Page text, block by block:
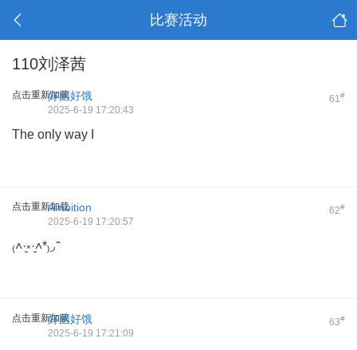
比赛活动
110刘泽茜
点击重新加载 61#
好困好饿
2025-6-19 17:20:43
The only way I
点击重新加载 62#
Ambition
2025-6-19 17:20:57
₍˄·͈༝·͈˄*₎◞ ̑̑
点击重新加载 63#
好困好饿
2025-6-19 17:21:09